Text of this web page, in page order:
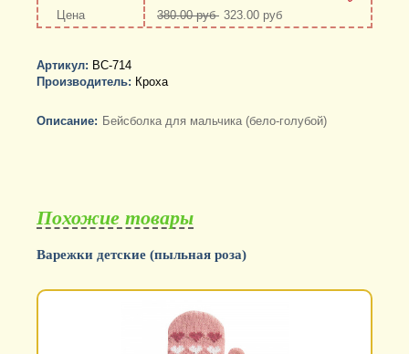
380.00 руб 323.00 руб
Артикул: BC-714
Производитель: Кроха
Описание: Бейсболка для мальчика (бело-голубой)
Похожие товары
Варежки детские (пыльная роза)